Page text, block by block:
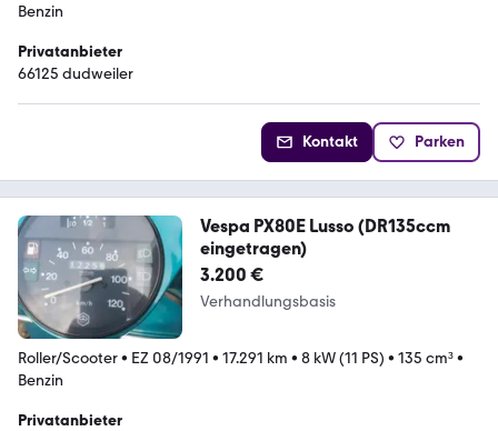
Benzin
Privatanbieter
66125 dudweiler
Kontakt Parken
Vespa PX80E Lusso (DR135ccm
eingetragen)
3.200 €
Verhandlungsbasis
Roller/Scooter• EZ 08/1991 • 17.291 km • 8 kW (11 PS) • 135 cm³•
Benzin
Privatanbieter